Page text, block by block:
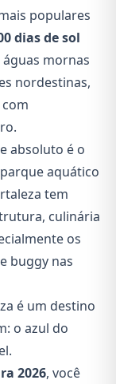
populares
dias de sol
mornas
nordestinas,
absoluto é o
aquático
tem
culinária
os
buggy nas
é um destino
o azul do
2026, você